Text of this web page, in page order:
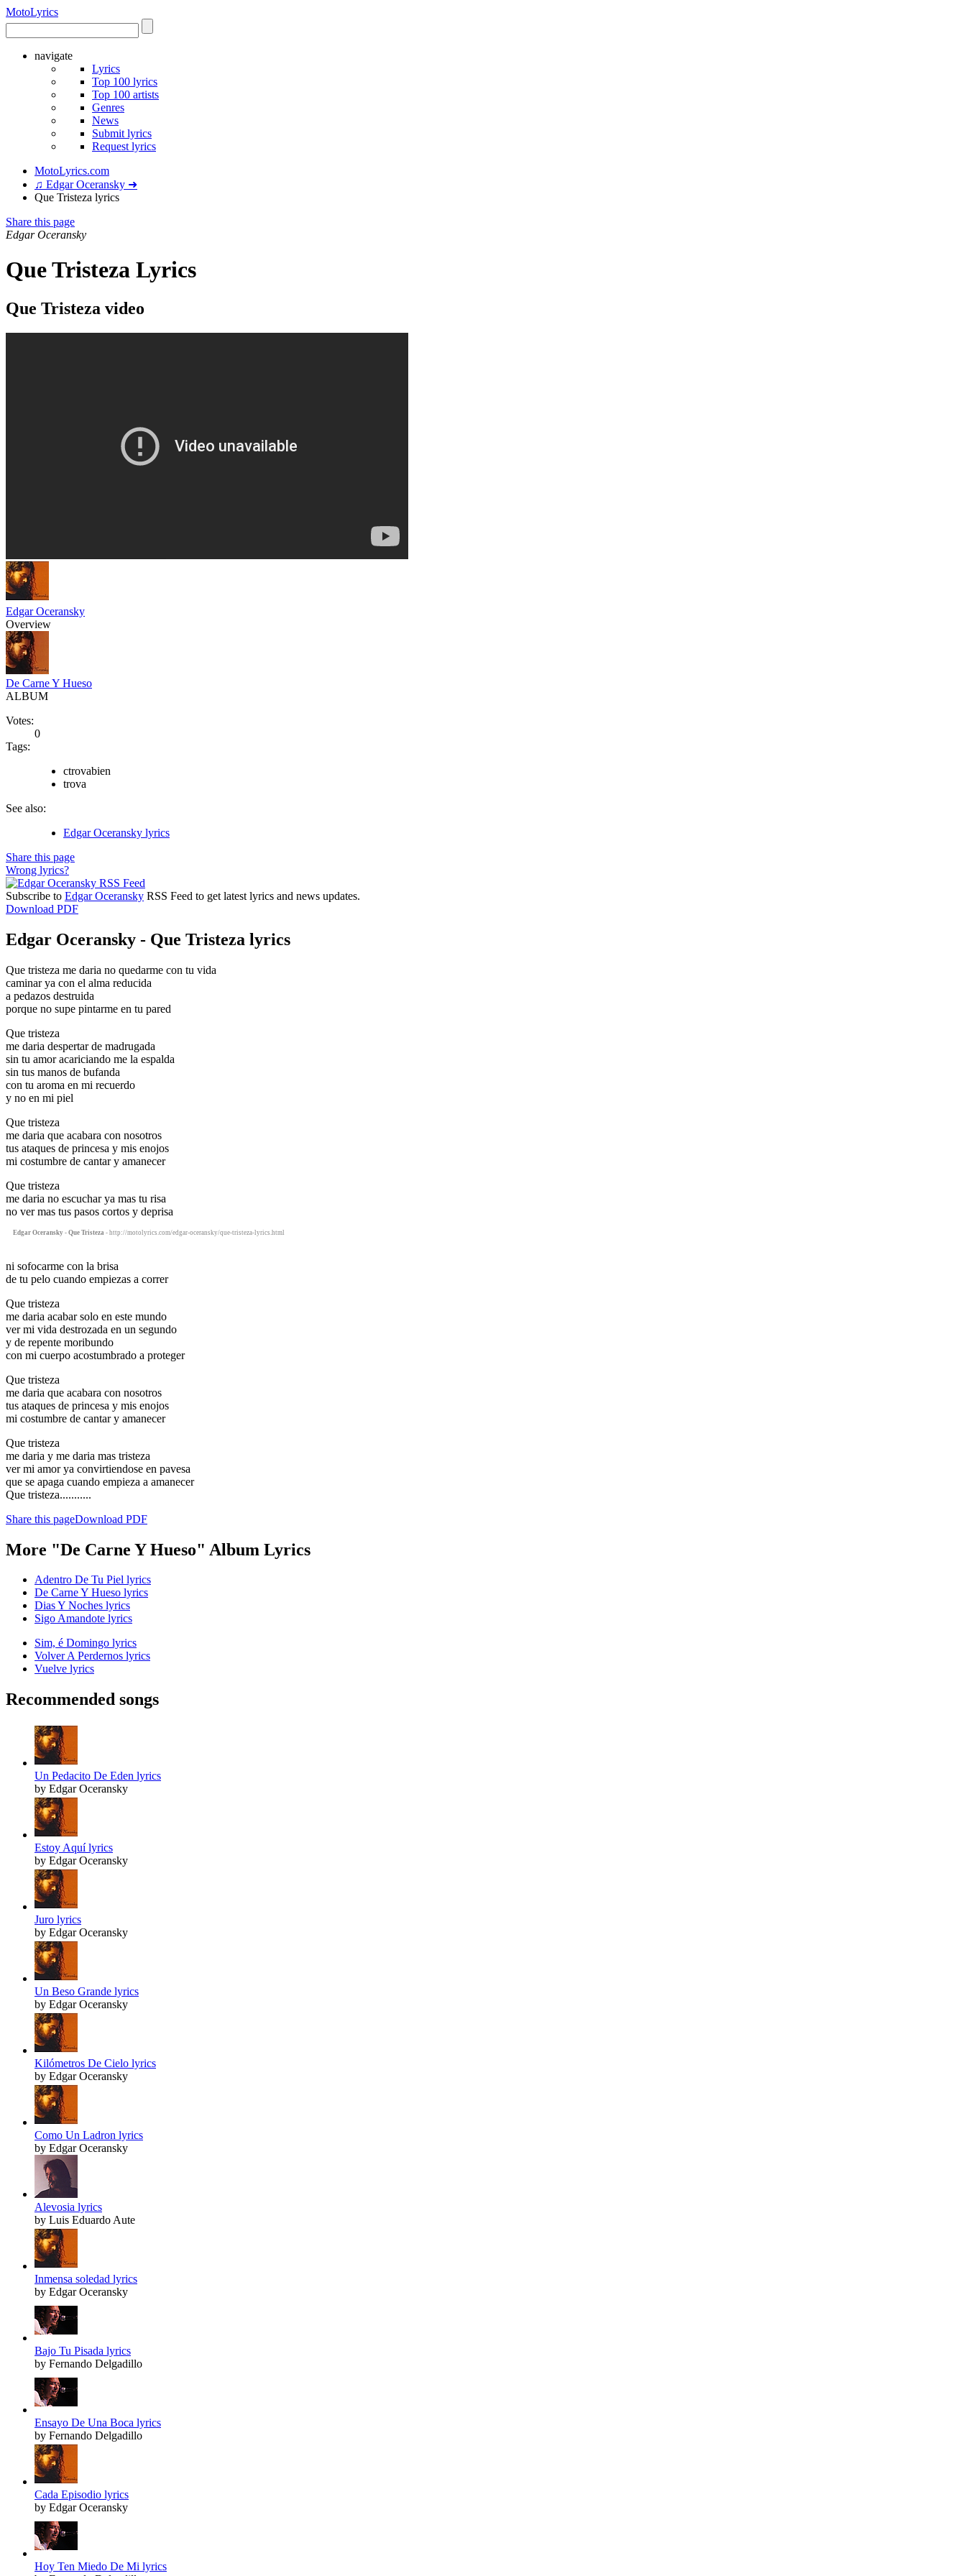
MotoLyrics
navigate
Lyrics
Top 100 lyrics
Top 100 artists
Genres
News
Submit lyrics
Request lyrics
MotoLyrics.com
♫ Edgar Oceransky ➜
Que Tristeza lyrics
Share this page
Edgar Oceransky
Que Tristeza Lyrics
Que Tristeza video
Edgar Oceransky
Overview
De Carne Y Hueso
ALBUM
Votes:
0
Tags:
ctrovabien
trova
See also:
Edgar Oceransky lyrics
Share this page
Wrong lyrics?
Subscribe to Edgar Oceransky RSS Feed to get latest lyrics and news updates.
Download PDF
Edgar Oceransky - Que Tristeza lyrics
Que tristeza me daria no quedarme con tu vida
caminar ya con el alma reducida
a pedazos destruida
porque no supe pintarme en tu pared
Que tristeza
me daria despertar de madrugada
sin tu amor acariciando me la espalda
sin tus manos de bufanda
con tu aroma en mi recuerdo
y no en mi piel
Que tristeza
me daria que acabara con nosotros
tus ataques de princesa y mis enojos
mi costumbre de cantar y amanecer
Que tristeza
me daria no escuchar ya mas tu risa
no ver mas tus pasos cortos y deprisa
Edgar Oceransky - Que Tristeza - http://motolyrics.com/edgar-oceransky/que-tristeza-lyrics.html
ni sofocarme con la brisa
de tu pelo cuando empiezas a correr
Que tristeza
me daria acabar solo en este mundo
ver mi vida destrozada en un segundo
y de repente moribundo
con mi cuerpo acostumbrado a proteger
Que tristeza
me daria que acabara con nosotros
tus ataques de princesa y mis enojos
mi costumbre de cantar y amanecer
Que tristeza
me daria y me daria mas tristeza
ver mi amor ya convirtiendose en pavesa
que se apaga cuando empieza a amanecer
Que tristeza...........
Share this pageDownload PDF
More "De Carne Y Hueso" Album Lyrics
Adentro De Tu Piel lyrics
De Carne Y Hueso lyrics
Dias Y Noches lyrics
Sigo Amandote lyrics
Sim, é Domingo lyrics
Volver A Perdernos lyrics
Vuelve lyrics
Recommended songs
Un Pedacito De Eden lyrics
by Edgar Oceransky
Estoy Aquí lyrics
by Edgar Oceransky
Juro lyrics
by Edgar Oceransky
Un Beso Grande lyrics
by Edgar Oceransky
Kilómetros De Cielo lyrics
by Edgar Oceransky
Como Un Ladron lyrics
by Edgar Oceransky
Alevosia lyrics
by Luis Eduardo Aute
Inmensa soledad lyrics
by Edgar Oceransky
Bajo Tu Pisada lyrics
by Fernando Delgadillo
Ensayo De Una Boca lyrics
by Fernando Delgadillo
Cada Episodio lyrics
by Edgar Oceransky
Hoy Ten Miedo De Mi lyrics